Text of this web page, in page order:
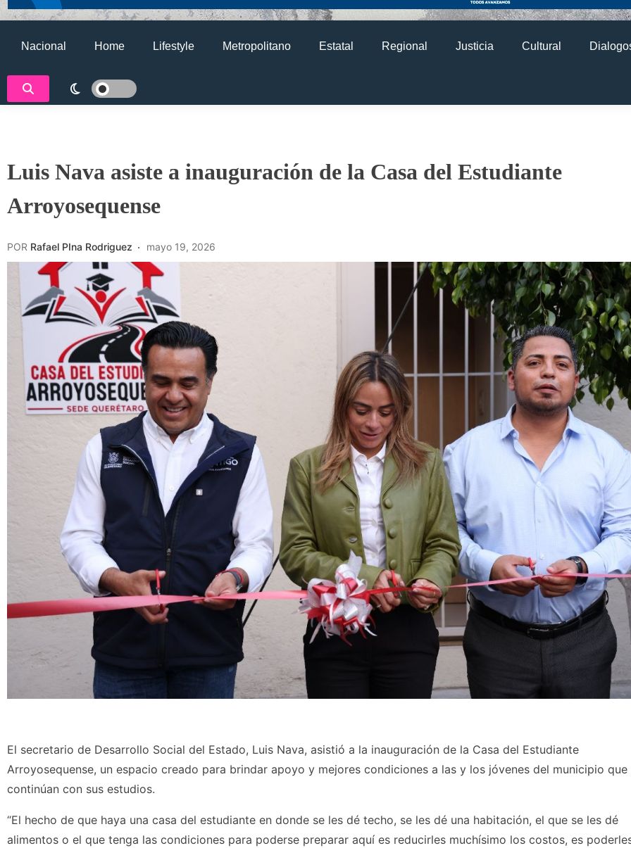
Nacional Home Lifestyle Metropolitano Estatal Regional Justicia Cultural
Luis Nava asiste a inauguración de la Casa del Estudiante
Arroyosequense
POR Rafael PIna Rodriguez mayo 19, 2026
El secretario de Desarrollo Social del Estado, Luis Nava, asistió a la inauguración de la Casa del Estudiante
Arroyosequense, un espacio creado para brindar apoyo y mejores condiciones a las y los jóvenes del municipio que
continúan con sus estudios.
“El hecho de que haya una casa del estudiante en donde se les dé techo, se les dé una habitación, el que se les dé
alimentos o el que tenga las condiciones para poderse preparar aquí es reducirles muchísimo los costos, es